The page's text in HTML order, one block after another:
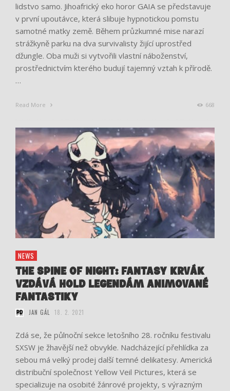
lidstvo samo. Jihoafrický eko horor GAIA se představuje
v první upoutávce, která slibuje hypnotickou pomstu
samotné matky země. Během průzkumné mise narazí
strážkyně parku na dva survivalisty žijící uprostřed
džungle. Oba muži si vytvořili vlastní náboženství,
prostřednictvím kterého budují tajemný vztah k přírodě.
…
Read More 668
NEWS
THE SPINE OF NIGHT: FANTASY KRVÁK
VZDÁVÁ HOLD LEGENDÁM ANIMOVANÉ
FANTASTIKY
JAN GÁL 18. 2. 2021
Zdá se, že půlnoční sekce letošního 28. ročníku festivalu
SXSW je žhavější než obvykle. Nadcházející přehlídka za
sebou má velký prodej další temné delikatesy. Americká
distribuční společnost Yellow Veil Pictures, která se
specializuje na osobité žánrové projekty, s výrazným